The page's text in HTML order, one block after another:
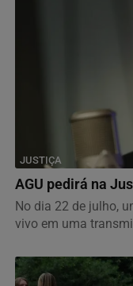
JUSTIÇA
AGU pedirá na
No dia 22 de julho,
vivo em uma